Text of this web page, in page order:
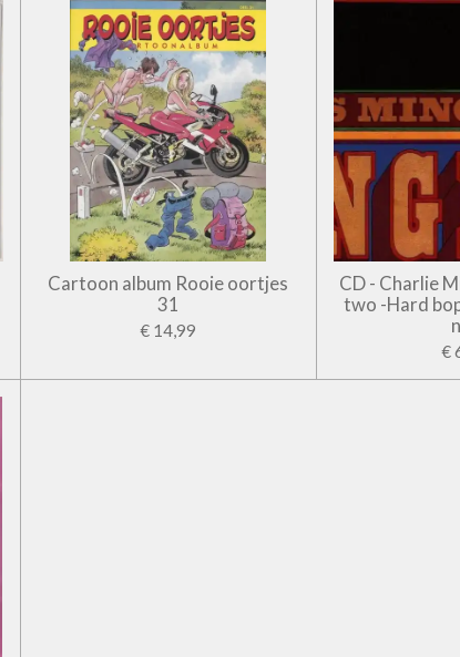
Cartoon album Rooie oortjes
31
€ 14,99
CD - Charlie
two -Hard
€